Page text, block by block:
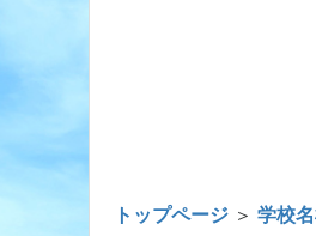
トップページ ＞ 学校